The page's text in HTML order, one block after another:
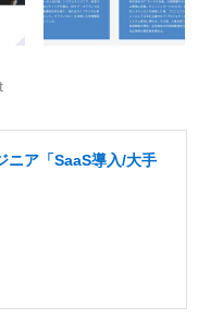
ニア「SaaS導入/大手